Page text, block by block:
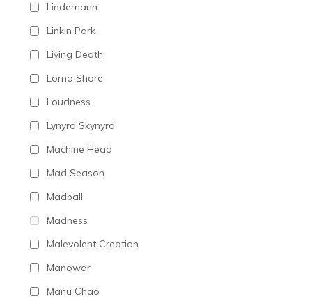
Lindemann
Linkin Park
Living Death
Lorna Shore
Loudness
Lynyrd Skynyrd
Machine Head
Mad Season
Madball
Madness
Malevolent Creation
Manowar
Manu Chao